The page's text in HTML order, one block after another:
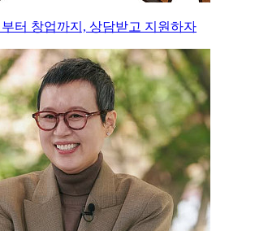
터 창업까지, 상담받고 지원하자